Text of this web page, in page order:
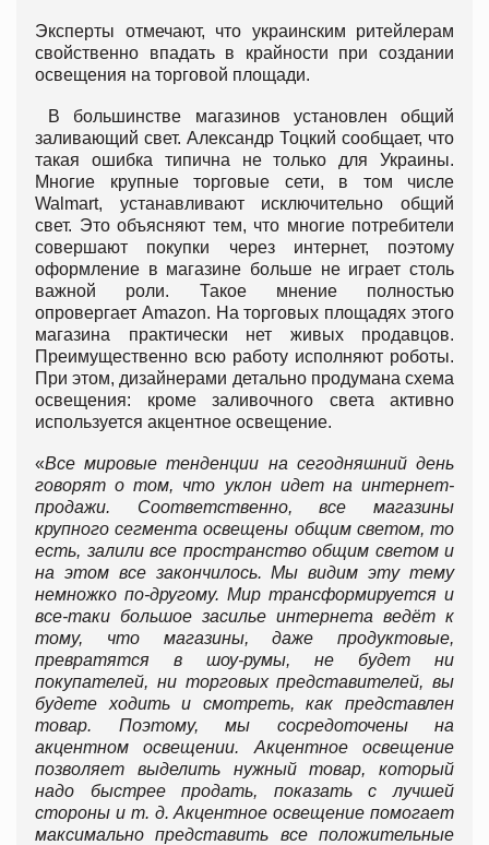
Эксперты отмечают, что украинским ритейлерам
свойственно впадать в крайности при создании
освещения на торговой площади.
В большинстве магазинов установлен общий
заливающий свет. Александр Тоцкий сообщает, что
такая ошибка типична не только для Украины.
Многие крупные торговые сети, в том числе
Walmart, устанавливают исключительно общий
свет. Это объясняют тем, что многие потребители
совершают покупки через интернет, поэтому
оформление в магазине больше не играет столь
важной роли. Такое мнение полностью
опровергает Amazon. На торговых площадях этого
магазина практически нет живых продавцов.
Преимущественно всю работу исполняют роботы.
При этом, дизайнерами детально продумана схема
освещения: кроме заливочного света активно
используется акцентное освещение.
«Все мировые тенденции на сегодняшний день
говорят о том, что уклон идет на интернет-
продажи. Соответственно, все магазины
крупного сегмента освещены общим светом, то
есть, залили все пространство общим светом и
на этом все закончилось. Мы видим эту тему
немножко по-другому. Мир трансформируется и
все-таки большое засилье интернета ведёт к
тому, что магазины, даже продуктовые,
превратятся в шоу-румы, не будет ни
покупателей, ни торговых представителей, вы
будете ходить и смотреть, как представлен
товар. Поэтому, мы сосредоточены на
акцентном освещении. Акцентное освещение
позволяет выделить нужный товар, который
надо быстрее продать, показать с лучшей
стороны и т. д. Акцентное освещение помогает
максимально представить все положительные